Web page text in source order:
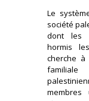
Le
société
dont les
hormis
cherche